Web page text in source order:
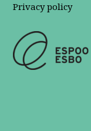
Privacy policy